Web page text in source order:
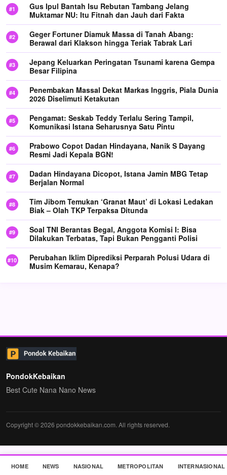
HOME NEWS NASIONAL METROPOLITAN INTERNASIONAL
Gus Ipul Bantah Isu Rebutan Tambang Jelang
Muktamar NU: Itu Fitnah dan Jauh dari Fakta
Geger Fortuner Diamuk Massa di Tanah Abang:
Berawal dari Klakson hingga Teriak Tabrak Lari
Jepang Keluarkan Peringatan Tsunami karena Gempa
Besar Filipina
Penembakan Massal Dekat Markas Inggris, Piala Dunia
2026 Diselimuti Ketakutan
Pengamat: Seskab Teddy Terlalu Sering Tampil,
Komunikasi Istana Seharusnya Satu Pintu
Prabowo Copot Dadan Hindayana, Nanik S Dayang
Resmi Jadi Kepala BGN!
Dadan Hindayana Dicopot, Istana Jamin MBG Tetap
Berjalan Normal
Tim Jibom Temukan ‘Granat Maut’ di Lokasi Ledakan
Biak – Olah TKP Terpaksa Ditunda
Soal TNI Berantas Begal, Anggota Komisi I: Bisa
Dilakukan Terbatas, Tapi Bukan Pengganti Polisi
Perubahan Iklim Diprediksi Perparah Polusi Udara di
Musim Kemarau, Kenapa?
PondokKebaikan
Best Cute Nana Nano News
Copyright © 2026 pondokkebaikan.com. All rights reserved.